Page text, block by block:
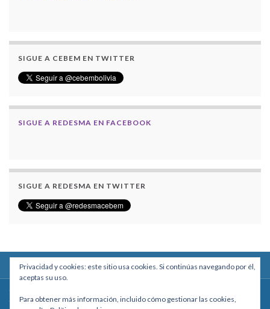
SIGUE A CEBEM EN TWITTER
SIGUE A REDESMA EN FACEBOOK
SIGUE A REDESMA EN TWITTER
Calle Macario Pinilla # 2588 esq. Av. Arce, Edificio Arcadia, Mezzanine, Of. 101
Privacidad y cookies: este sitio usa cookies. Si continúas navegando por él,
aceptas su uso.
Para obtener más información, incluido cómo gestionar las cookies,